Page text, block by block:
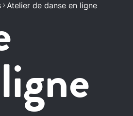
Atelier de danse en ligne